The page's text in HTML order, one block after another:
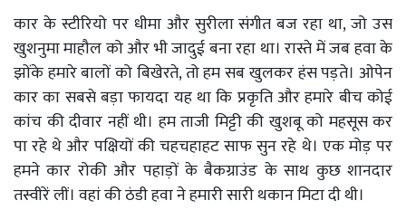
कार के स्टीरियो पर धीमा और सुरीला संगीत बज रहा था, जो उस
खुशनुमा माहौल को और भी जादुई बना रहा था। रास्ते में जब हवा के
झोंके हमारे बालों को बिखेरते, तो हम सब खुलकर हंस पड़ते। ओपेन
कार का सबसे बड़ा फायदा यह था कि प्रकृति और हमारे बीच कोई
कांच की दीवार नहीं थी। हम ताजी मिट्टी की खुशबू को महसूस कर
पा रहे थे और पक्षियों की चहचहाहट साफ सुन रहे थे। एक मोड़ पर
हमने कार रोकी और पहाड़ों के बैकग्राउंड के साथ कुछ शानदार
तस्वीरें लीं। वहां की ठंडी हवा ने हमारी सारी थकान मिटा दी थी।